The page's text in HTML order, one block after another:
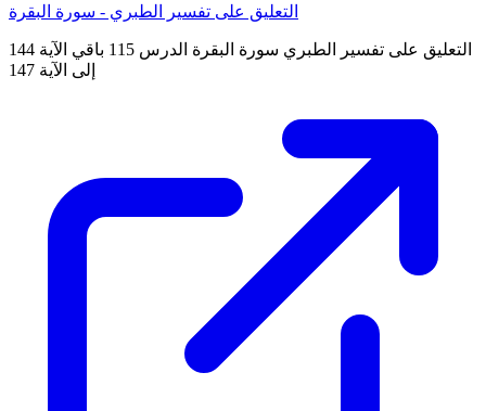
التعليق على تفسير الطبري - سورة البقرة
التعليق على تفسير الطبري سورة البقرة الدرس 115 باقي الآية 144
إلى الآية 147